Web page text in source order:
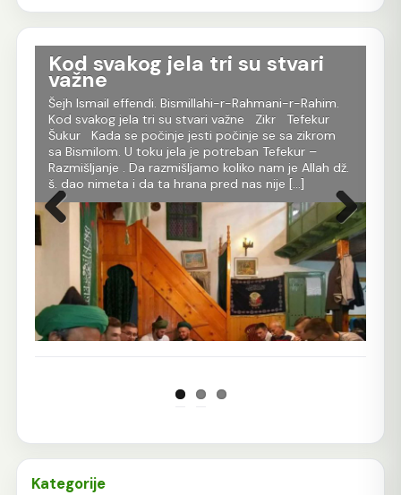
TRUDITE SE DA BUDETE SA
DOBRIMA
Šejh Ismail effendi. Bismillahi-r-Rahmani-r-Rahim.
Oni koji čine zulum će sigurno biti kažnjeni. Zato se
trudite da budete sa dobrima. Ne moramo biti
dobri,ali moramo biti sa dobrima. Onda će naše
ime biti zapisano sa njihovim i pazite. Za one za
koje kažemo da su dobri,oni su sigurno odjenuti
tom odjećom,oni imaju nur. Iako ti […]
Prethodna Sljedeća
Kategorije